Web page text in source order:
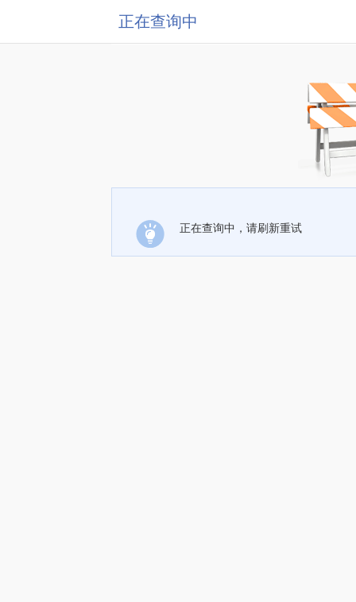
正在查询中
正在查询中，请刷新重试